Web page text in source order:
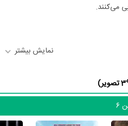
بررسی کرد آیاجاستین لینبه‌عنوان
نمایش بیشتر
۶